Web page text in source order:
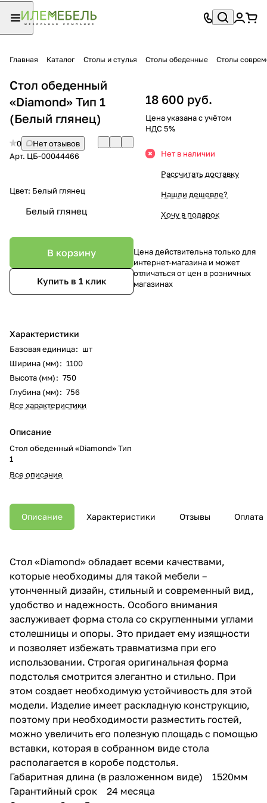
Главная Каталог Столы и стулья Столы обеденные Столы
Стол обеденный
«Diamond» Тип 1
(Белый глянец)
0
Нет отзывов
Арт. ЦБ-00044466
Цвет: Белый глянец
Белый глянец
В корзину
Купить в 1 клик
Характеристики
Базовая единица: шт
Ширина (мм): 1100
Высота (мм): 750
Глубина (мм): 756
Все характеристики
Описание
Стол обеденный «Diamond» Тип
1
Все описание
18 600 руб.
Цена указана с учётом
НДС 5%
Нет в наличии
Рассчитать доставку
Нашли дешевле?
Хочу в подарок
Цена действительна только для
интернет-магазина и может
отличаться от цен в розничных
магазинах
Описание Характеристики Отзывы Оплата
Стол «Diamond» обладает всеми качествами,
которые необходимы для такой мебели –
утонченный дизайн, стильный и современный вид,
удобство и надежность. Особого внимания
заслуживает форма стола со скругленными углами
столешницы и опоры. Это придает ему изящности
и позволяет избежать травматизма при его
использовании. Строгая оригинальная форма
подстолья смотрится элегантно и стильно. При
этом создает необходимую устойчивость для этой
модели. Изделие имеет раскладную конструкцию,
поэтому при необходимости разместить гостей,
можно увеличить его полезную площадь с помощью
вставки, которая в собранном виде стола
располагается в коробе подстолья.
Габаритная длина (в разложенном виде) 1520мм
Гарантийный срок 24 месяца